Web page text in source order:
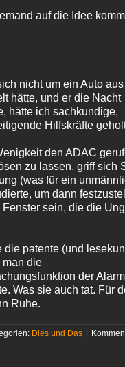
auf die Idee
nicht um ein Auto
hätte, und er die Nacht
hätte ich sachkundige,
Hilfskräfte
den ADAC
zu lassen, griff sich
(was für ein
um dann
Fenster sein, die die
die patente (und
man die
der
Was sie auch tat. Für
Ruhe.
Dies und Das |